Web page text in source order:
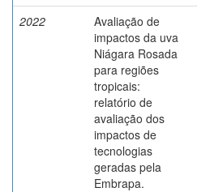
2022
Avaliação de
impactos da uva
Niágara Rosada
para regiões
tropicais:
relatório de
avaliação dos
impactos de
tecnologias
geradas pela
Embrapa.